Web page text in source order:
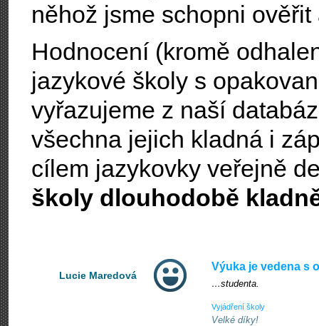
něhož jsme schopni
Hodnocení (kromě
jazykové školy s
vyřazujeme z naší
všechna jejich kladná i
cílem jazykovky veřejně
školy dlouhodobě
Lucie Maredová
Výuka je vedena s
…studenta.
Vyjádření školy
Velké díky!